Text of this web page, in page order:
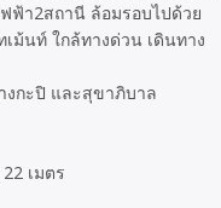
ฟ้า2สถานี ล้อมรอบไปด้วย
ม้นท์ ใกล้ทางด่วน เดินทาง
งกะปิ และสุขาภิบาล
เมตร